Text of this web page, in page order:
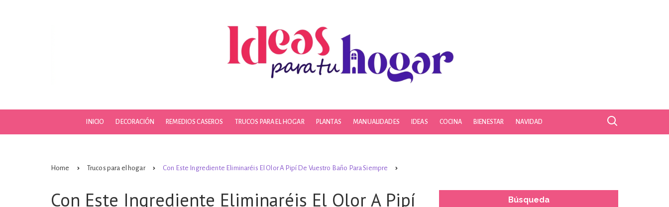
INICIO DECORACIÓN REMEDIOS CASEROS TRUCOS PARA EL HOGAR PLANTAS MANUALIDADES IDEAS COCINA BIENESTAR NAVIDAD
Home Trucos para el hogar Con Este Ingrediente Eliminaréis El Olor A Pipí De Vuestro Baño Para Siempre
Con Este Ingrediente Eliminaréis El Olor A Pipí
Búsqueda